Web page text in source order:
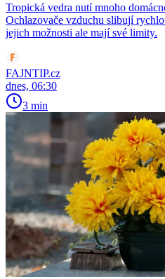
Tropická vedra nutí mnoho
Ochlazovače vzduchu slibují
jejich možnosti ale mají své limity.
FAJNTIP.cz
dnes, 06:30
3 min